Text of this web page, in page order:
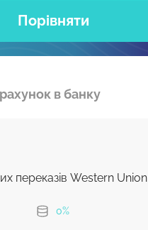
Порівняти
в банку
переказів Western Union
0%